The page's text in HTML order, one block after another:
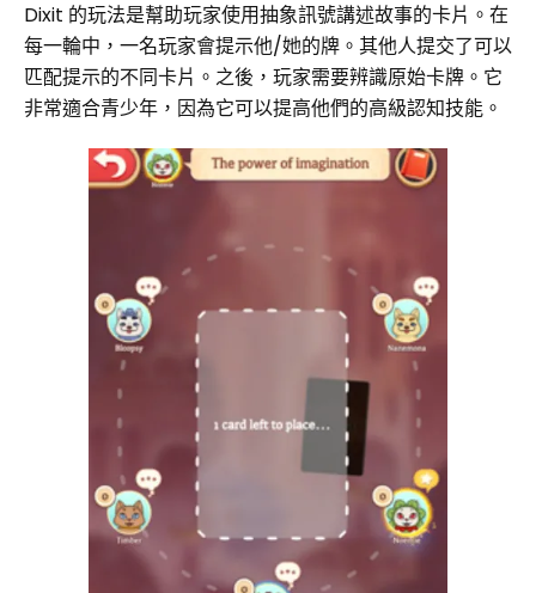
Dixit 的玩法是幫助玩家使用抽象訊號講述故事的卡片。在
每一輪中，一名玩家會提示他/她的牌。其他人提交了可以
匹配提示的不同卡片。之後，玩家需要辨識原始卡牌。它
非常適合青少年，因為它可以提高他們的高級認知技能。